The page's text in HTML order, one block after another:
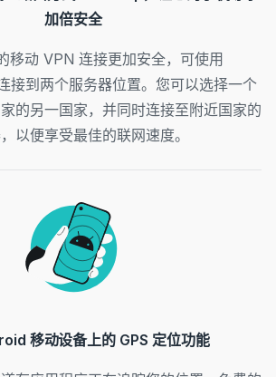
加倍安全
移动 VPN 连接更加安全，可使用
接到两个服务器位置。您可以选择一个
的另一国家，并同时连接至附近国家的
以便享受最佳的联网速度。
移动设备上的 GPS 定位功能